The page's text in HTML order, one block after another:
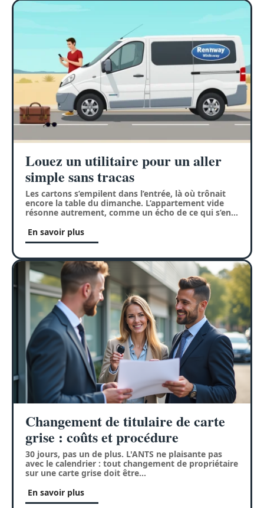
Louez un utilitaire pour un aller
simple sans tracas
Les cartons s’empilent dans l’entrée, là où trônait
encore la table du dimanche. L’appartement vide
résonne autrement, comme un écho de ce qui s’en…
En savoir plus
Changement de titulaire de carte
grise : coûts et procédure
30 jours, pas un de plus. L'ANTS ne plaisante pas
avec le calendrier : tout changement de propriétaire
sur une carte grise doit être…
En savoir plus